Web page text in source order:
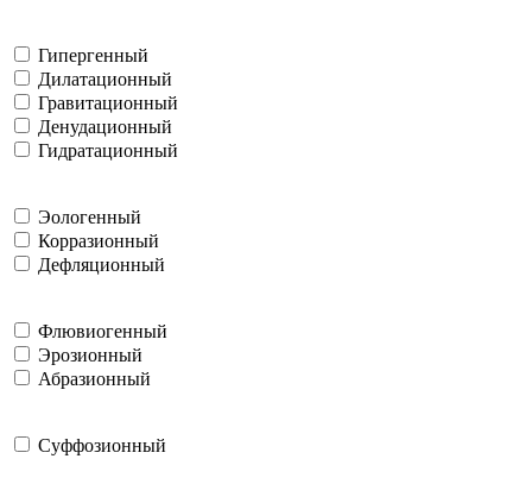
Гипергенный
Дилатационный
Гравитационный
Денудационный
Гидратационный
Эологенный
Корразионный
Дефляционный
Флювиогенный
Эрозионный
Абразионный
Суффозионный